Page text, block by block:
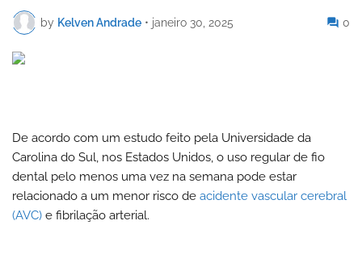
by Kelven Andrade • janeiro 30, 2025 0
De acordo com um estudo feito pela Universidade da
Carolina do Sul, nos Estados Unidos, o uso regular de fio
dental pelo menos uma vez na semana pode estar
relacionado a um menor risco de acidente vascular cerebral
(AVC) e fibrilação arterial.